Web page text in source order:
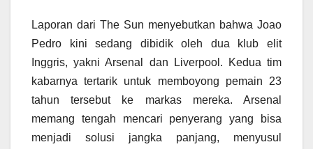
Laporan dari The Sun menyebutkan bahwa Joao
Pedro kini sedang dibidik oleh dua klub elit
Inggris, yakni Arsenal dan Liverpool. Kedua tim
kabarnya tertarik untuk memboyong pemain 23
tahun tersebut ke markas mereka. Arsenal
memang tengah mencari penyerang yang bisa
menjadi solusi jangka panjang, menyusul